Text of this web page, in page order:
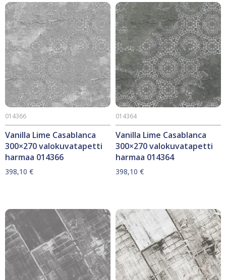
Vanilla Lime Casablanca
300×270 valokuvatapetti
harmaa 014366
014366
398,10 €
Vanilla Lime Casablanca
300×270 valokuvatapetti
harmaa 014364
014364
398,10 €